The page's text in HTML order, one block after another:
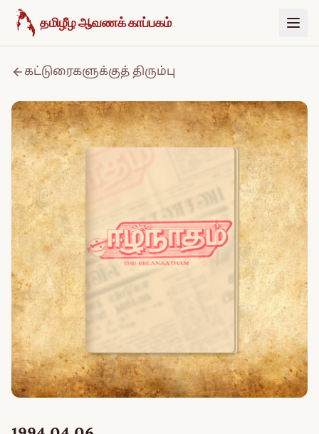
உள்ளடக்கத்திற்குச் செல்க
தமிழீழ ஆவணக் காப்பகம்
கட்டுரைகளுக்குத் திரும்பு